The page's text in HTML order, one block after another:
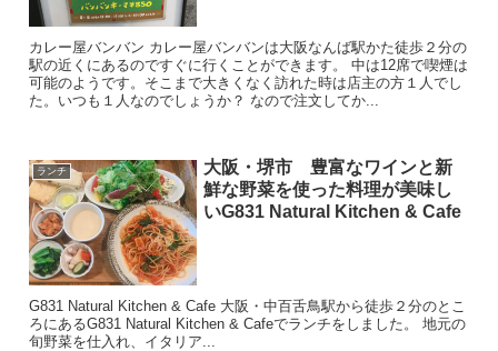
カレー屋バンバン カレー屋バンバンは大阪なんば駅かた徒歩２分の
駅の近くにあるのですぐに行くことができます。 中は12席で喫煙は
可能のようです。そこまで大きくなく訪れた時は店主の方１人でし
た。いつも１人なのでしょうか？ なので注文してか...
ランチ
大阪・堺市 豊富なワインと新
鮮な野菜を使った料理が美味し
いG831 Natural Kitchen & Cafe
G831 Natural Kitchen & Cafe 大阪・中百舌鳥駅から徒歩２分のとこ
ろにあるG831 Natural Kitchen & Cafeでランチをしました。 地元の
旬野菜を仕入れ、イタリア...